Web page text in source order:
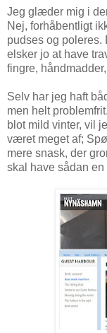
Jeg glæder mig i
Nej, forhåbentligt
pudses og
elsker jo at have
fingre,
Selv har jeg haft
men helt
blot mild vinter, vil
været meget af;
mere snask, der
skal have sådan